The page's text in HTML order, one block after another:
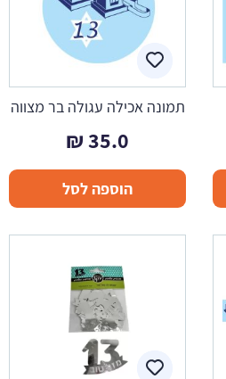
תמונה אכילה עגולה בר מצווה
35.0
₪
הוספה לסל